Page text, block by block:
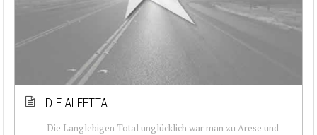
DIE ALFETTA
Die Langlebigen Total unglücklich war man zu Arese und